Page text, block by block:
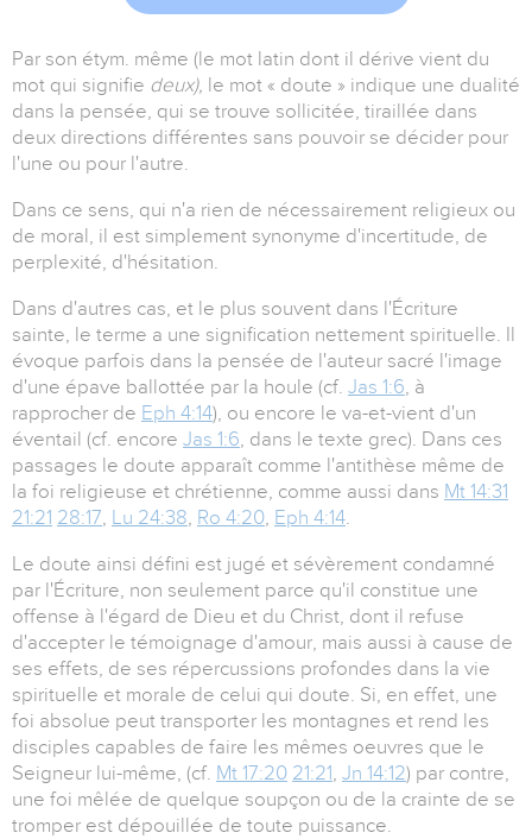
Par son étym. même (le mot latin dont il dérive vient du
mot qui signifie deux), le mot « doute » indique une dualité
dans la pensée, qui se trouve sollicitée, tiraillée dans
deux directions différentes sans pouvoir se décider pour
l'une ou pour l'autre.
Dans ce sens, qui n'a rien de nécessairement religieux ou
de moral, il est simplement synonyme d'incertitude, de
perplexité, d'hésitation.
Dans d'autres cas, et le plus souvent dans l'Écriture
sainte, le terme a une signification nettement spirituelle. Il
évoque parfois dans la pensée de l'auteur sacré l'image
d'une épave ballottée par la houle (cf. Jas 1:6, à
rapprocher de Eph 4:14), ou encore le va-et-vient d'un
éventail (cf. encore Jas 1:6, dans le texte grec). Dans ces
passages le doute apparaît comme l'antithèse même de
la foi religieuse et chrétienne, comme aussi dans Mt 14:31
21:21 28:17, Lu 24:38, Ro 4:20, Eph 4:14.
Le doute ainsi défini est jugé et sévèrement condamné
par l'Écriture, non seulement parce qu'il constitue une
offense à l'égard de Dieu et du Christ, dont il refuse
d'accepter le témoignage d'amour, mais aussi à cause de
ses effets, de ses répercussions profondes dans la vie
spirituelle et morale de celui qui doute. Si, en effet, une
foi absolue peut transporter les montagnes et rend les
disciples capables de faire les mêmes oeuvres que le
Seigneur lui-même, (cf. Mt 17:20 21:21, Jn 14:12) par contre,
une foi mêlée de quelque soupçon ou de la crainte de se
tromper est dépouillée de toute puissance.